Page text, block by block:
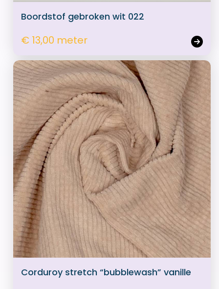
Boordstof gebroken wit 022
€ 13,00 meter
Corduroy stretch “bubblewash” vanille